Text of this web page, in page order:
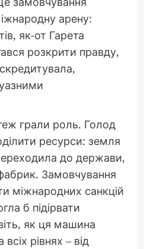
арену:
як-от Гарета
розкрити правду,
грали роль. Голод
ресурси: земля
до держави,
Замовчування
міжнародних санкцій
б підірвати
як ця машина
рівнях – від